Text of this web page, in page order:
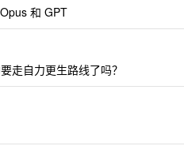
和 GPT
走自力更生路线了吗？